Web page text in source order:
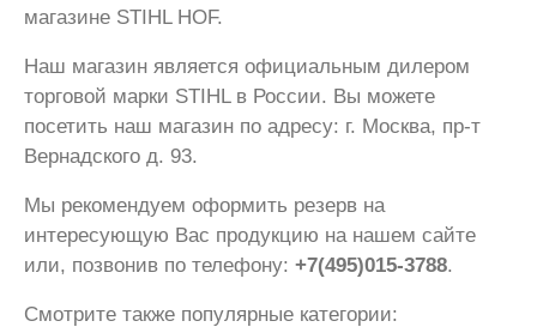
магазине STIHL HOF.
Наш магазин является официальным дилером
торговой марки STIHL в России. Вы можете
посетить наш магазин по адресу: г. Москва, пр-т
Вернадского д. 93.
Мы рекомендуем оформить резерв на
интересующую Вас продукцию на нашем сайте
или, позвонив по телефону: +7(495)015-3788.
Смотрите также популярные категории: